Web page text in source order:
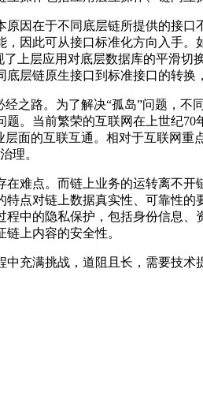
因在于不同底层链所提供的接
因此可从接口标准化方向入手
上层应用对底层数据库的平滑
层链原生接口到标准接口的转换
之路。为了解决“孤岛”问题，
。当前繁荣的互联网在上世纪
面的互联互通。相对于互联网
理。
难点。而链上业务的运转离不
点对链上数据真实性、可靠性
中的隐私保护，包括身份信息
上内容的安全性。
充满挑战，道阻且长，需要技